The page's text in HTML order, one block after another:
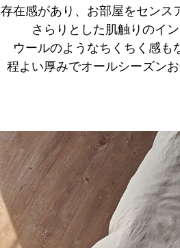
存在感があり、お部屋をセンス
さらりとした肌触りのイン
ウールのようなちくちく感も
程よい厚みでオールシーズンお